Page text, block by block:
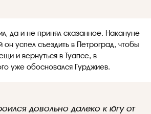
да и не принял сказанное. Накануне
он успел съездить в Петроград, чтобы
и вернуться в Туапсе, в
уже обосновался Гурджиев.
довольно далеко к югу от